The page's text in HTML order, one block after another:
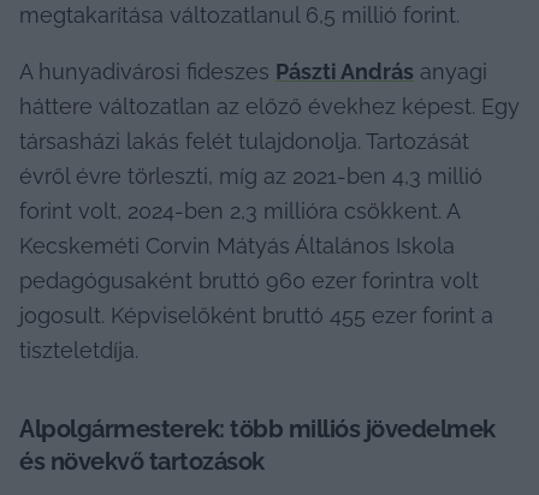
megtakarítása változatlanul 6,5 millió forint.
A hunyadivárosi fideszes Pászti András anyagi
háttere változatlan az előző évekhez képest. Egy
társasházi lakás felét tulajdonolja. Tartozását
évről évre törleszti, míg az 2021-ben 4,3 millió
forint volt, 2024-ben 2,3 millióra csökkent. A
Kecskeméti Corvin Mátyás Általános Iskola
pedagógusaként bruttó 960 ezer forintra volt
jogosult. Képviselőként bruttó 455 ezer forint a
tiszteletdíja.
Alpolgármesterek: több milliós jövedelmek
és növekvő tartozások